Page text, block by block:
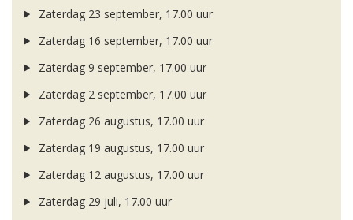
Zaterdag 23 september, 17.00 uur
Zaterdag 16 september, 17.00 uur
Zaterdag 9 september, 17.00 uur
Zaterdag 2 september, 17.00 uur
Zaterdag 26 augustus, 17.00 uur
Zaterdag 19 augustus, 17.00 uur
Zaterdag 12 augustus, 17.00 uur
Zaterdag 29 juli, 17.00 uur